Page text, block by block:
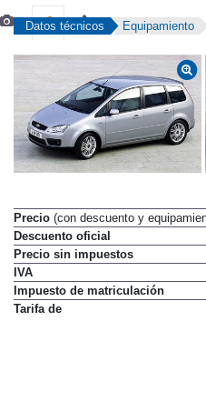
Datos técnicos Equipamiento
Precio (con descuento y
Descuento oficial
Precio sin impuestos
IVA
Impuesto de matriculación
Tarifa de